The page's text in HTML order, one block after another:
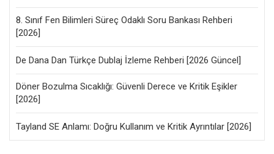
8. Sınıf Fen Bilimleri Süreç Odaklı Soru Bankası Rehberi
[2026]
De Dana Dan Türkçe Dublaj İzleme Rehberi [2026 Güncel]
Döner Bozulma Sıcaklığı: Güvenli Derece ve Kritik Eşikler
[2026]
Tayland SE Anlamı: Doğru Kullanım ve Kritik Ayrıntılar [2026]